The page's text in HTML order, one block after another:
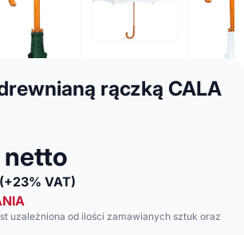
rączką CALA
netto
(+23% VAT)
uzależniona od ilości zamawianych sztuk oraz